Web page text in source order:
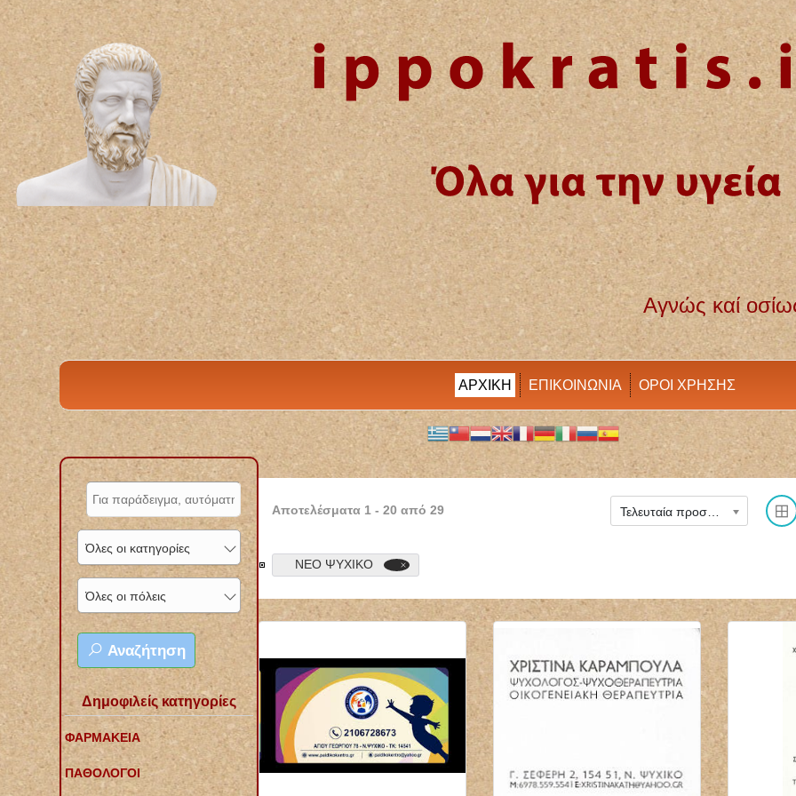
Αγνώς καί οσίως διατηρήσω βίον τόν εμόν καί
ΑΡΧΙΚΗ ΕΠΙΚΟΙΝΩΝΙΑ ΟΡΟΙ ΧΡΗΣΗΣ
Όλες οι κατηγορίες
Όλες οι πόλεις
Αναζήτηση
Δημοφιλείς κατηγορίες
ΦΑΡΜΑΚΕΙΑ
ΠΑΘΟΛΟΓΟΙ
Αποτελέσματα 1 -20 από29 Τελευταία προστέθηκε
ΝΕΟ ΨΥΧΙΚΟ
ΜΙΚΡΟΒΙΟΛΟΓΟΣ
ΒΙΟΠΑΘΟΛΟΓΟΣ
ΜΙΚΡΟΒΙΟΛΟΓΙΚΟ
ΕΡΓΑΣΤΗΡΙΟ BIOLAB
ΤΗΝΟΣ ΠΑΠΑΔΟΠΟΥΛΟΥ
ΘΕΟΔΩΡΑ
ΝΕΥΡΟΧΕΙΡΟΥΡΓΟΣ
ΧΕΙΡΟΥΡΓΟΣ
ΣΠΟΝΔΥΛΙΚΗΣ ΣΤΗΛΗΣ